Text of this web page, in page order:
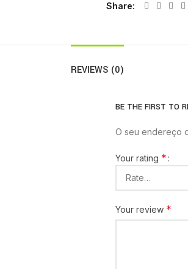
Share
REVIEWS (0)
BE THE FIRST TO
O seu endereço
Your rating *
Your review *